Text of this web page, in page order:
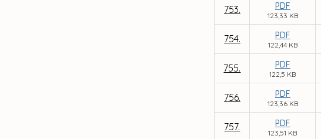
753. PDF
123,33 KB
754. PDF
122,44 KB
755. PDF
122,5 KB
756. PDF
123,36 KB
757. PDF
123,51 KB